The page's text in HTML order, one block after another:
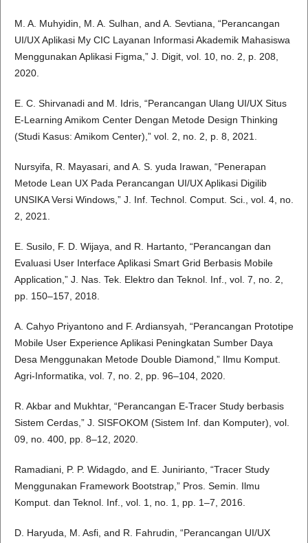
M. A. Muhyidin, M. A. Sulhan, and A. Sevtiana, “Perancangan
UI/UX Aplikasi My CIC Layanan Informasi Akademik Mahasiswa
Menggunakan Aplikasi Figma,” J. Digit, vol. 10, no. 2, p. 208,
2020.
E. C. Shirvanadi and M. Idris, “Perancangan Ulang UI/UX Situs
E-Learning Amikom Center Dengan Metode Design Thinking
(Studi Kasus: Amikom Center),” vol. 2, no. 2, p. 8, 2021.
Nursyifa, R. Mayasari, and A. S. yuda Irawan, “Penerapan
Metode Lean UX Pada Perancangan UI/UX Aplikasi Digilib
UNSIKA Versi Windows,” J. Inf. Technol. Comput. Sci., vol. 4, no.
2, 2021.
E. Susilo, F. D. Wijaya, and R. Hartanto, “Perancangan dan
Evaluasi User Interface Aplikasi Smart Grid Berbasis Mobile
Application,” J. Nas. Tek. Elektro dan Teknol. Inf., vol. 7, no. 2,
pp. 150–157, 2018.
A. Cahyo Priyantono and F. Ardiansyah, “Perancangan Prototipe
Mobile User Experience Aplikasi Peningkatan Sumber Daya
Desa Menggunakan Metode Double Diamond,” Ilmu Komput.
Agri-Informatika, vol. 7, no. 2, pp. 96–104, 2020.
R. Akbar and Mukhtar, “Perancangan E-Tracer Study berbasis
Sistem Cerdas,” J. SISFOKOM (Sistem Inf. dan Komputer), vol.
09, no. 400, pp. 8–12, 2020.
Ramadiani, P. P. Widagdo, and E. Junirianto, “Tracer Study
Menggunakan Framework Bootstrap,” Pros. Semin. Ilmu
Komput. dan Teknol. Inf., vol. 1, no. 1, pp. 1–7, 2016.
D. Haryuda, M. Asfi, and R. Fahrudin, “Perancangan UI/UX